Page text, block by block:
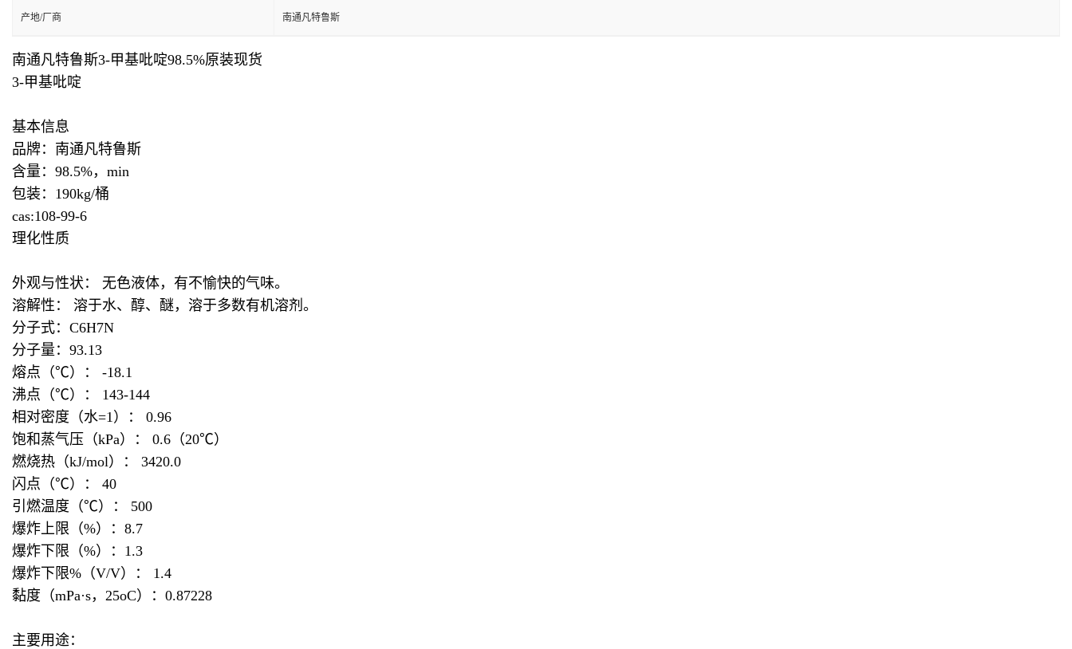
产地/厂商 南通凡特鲁斯
南通凡特鲁斯3-甲基吡啶98.5%原装现货
3-甲基吡啶
基本信息
品牌：南通凡特鲁斯
含量：98.5%，min
包装：190kg/桶
cas:108-99-6
理化性质
外观与性状： 无色液体，有不愉快的气味。
溶解性： 溶于水、醇、醚，溶于多数有机溶剂。
分子式：C6H7N
分子量：93.13
熔点（℃）： -18.1
沸点（℃）： 143-144
相对密度（水=1）： 0.96
饱和蒸气压（kPa）： 0.6（20℃）
燃烧热（kJ/mol）： 3420.0
闪点（℃）： 40
引燃温度（℃）： 500
爆炸上限（%）：8.7
爆炸下限（%）：1.3
爆炸下限%（V/V）： 1.4
黏度（mPa·s，25oC）：0.87228
主要用途：